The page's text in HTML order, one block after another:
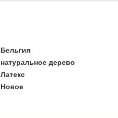
Бельгия
натуральное дерево
Латекс
Новое